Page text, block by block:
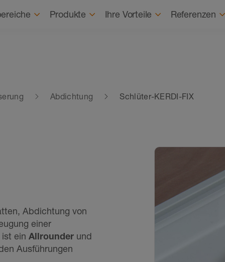
Karriere Karrierestart Über uns
Produkte Ihre Vorteile Referenzen
Abdichtung Schlüter-KERDI-FIX
Abdichtung von
einer
ein Allrounder und
Ausführungen